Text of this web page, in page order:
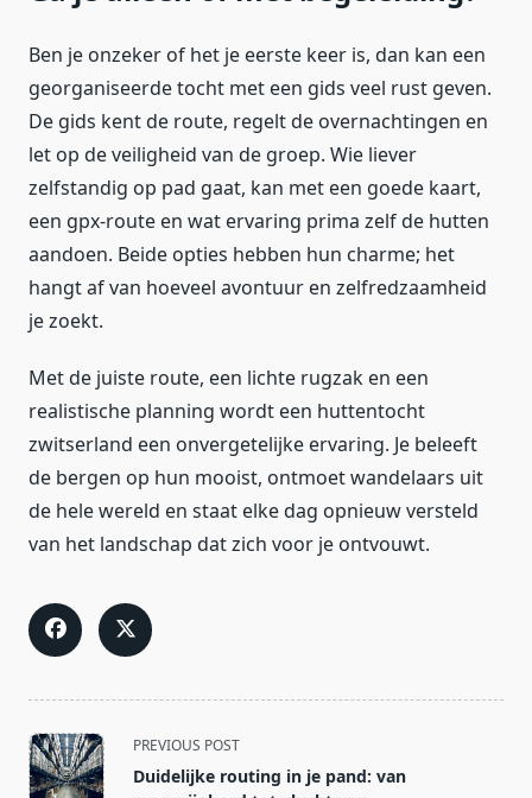
Ben je onzeker of het je eerste keer is, dan kan een
georganiseerde tocht met een gids veel rust geven.
De gids kent de route, regelt de overnachtingen en
let op de veiligheid van de groep. Wie liever
zelfstandig op pad gaat, kan met een goede kaart,
een gpx-route en wat ervaring prima zelf de hutten
aandoen. Beide opties hebben hun charme; het
hangt af van hoeveel avontuur en zelfredzaamheid
je zoekt.
Met de juiste route, een lichte rugzak en een
realistische planning wordt een huttentocht
zwitserland een onvergetelijke ervaring. Je beleeft
de bergen op hun mooist, ontmoet wandelaars uit
de hele wereld en staat elke dag opnieuw versteld
van het landschap dat zich voor je ontvouwt.
<span
class="nav-
PREVIOUS POST
Duidelijke routing in je pand: van